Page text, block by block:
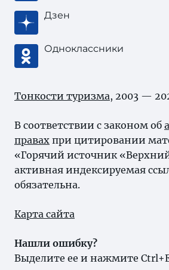
Дзен
Одноклассники
Тонкости туризма, 2003 —
В соответствии с законом об
правах при цитировании
«Горячий источник
активная индексируемая
обязательна.
Карта сайта
Нашли ошибку?
Выделите ее и нажмите